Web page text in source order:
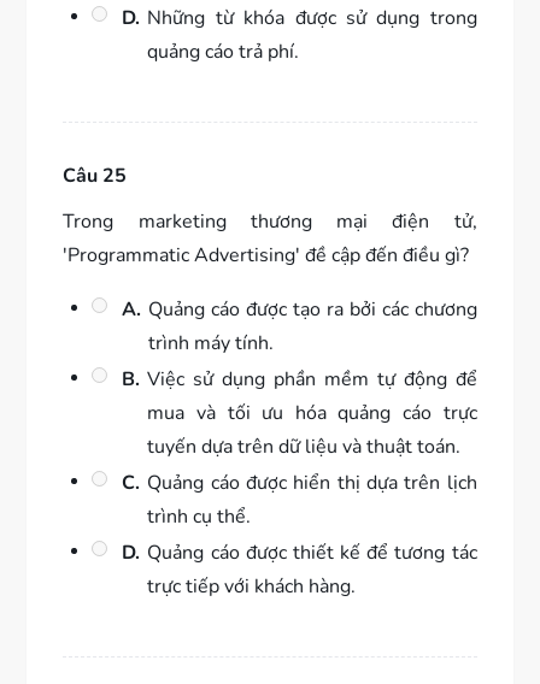
D. Những từ khóa được sử dụng trong
quảng cáo trả phí.
Câu 25
Trong marketing thương mại điện tử,
'Programmatic Advertising' đề cập đến điều gì?
A. Quảng cáo được tạo ra bởi các chương
trình máy tính.
B. Việc sử dụng phần mềm tự động để
mua và tối ưu hóa quảng cáo trực
tuyến dựa trên dữ liệu và thuật toán.
C. Quảng cáo được hiển thị dựa trên lịch
trình cụ thể.
D. Quảng cáo được thiết kế để tương tác
trực tiếp với khách hàng.